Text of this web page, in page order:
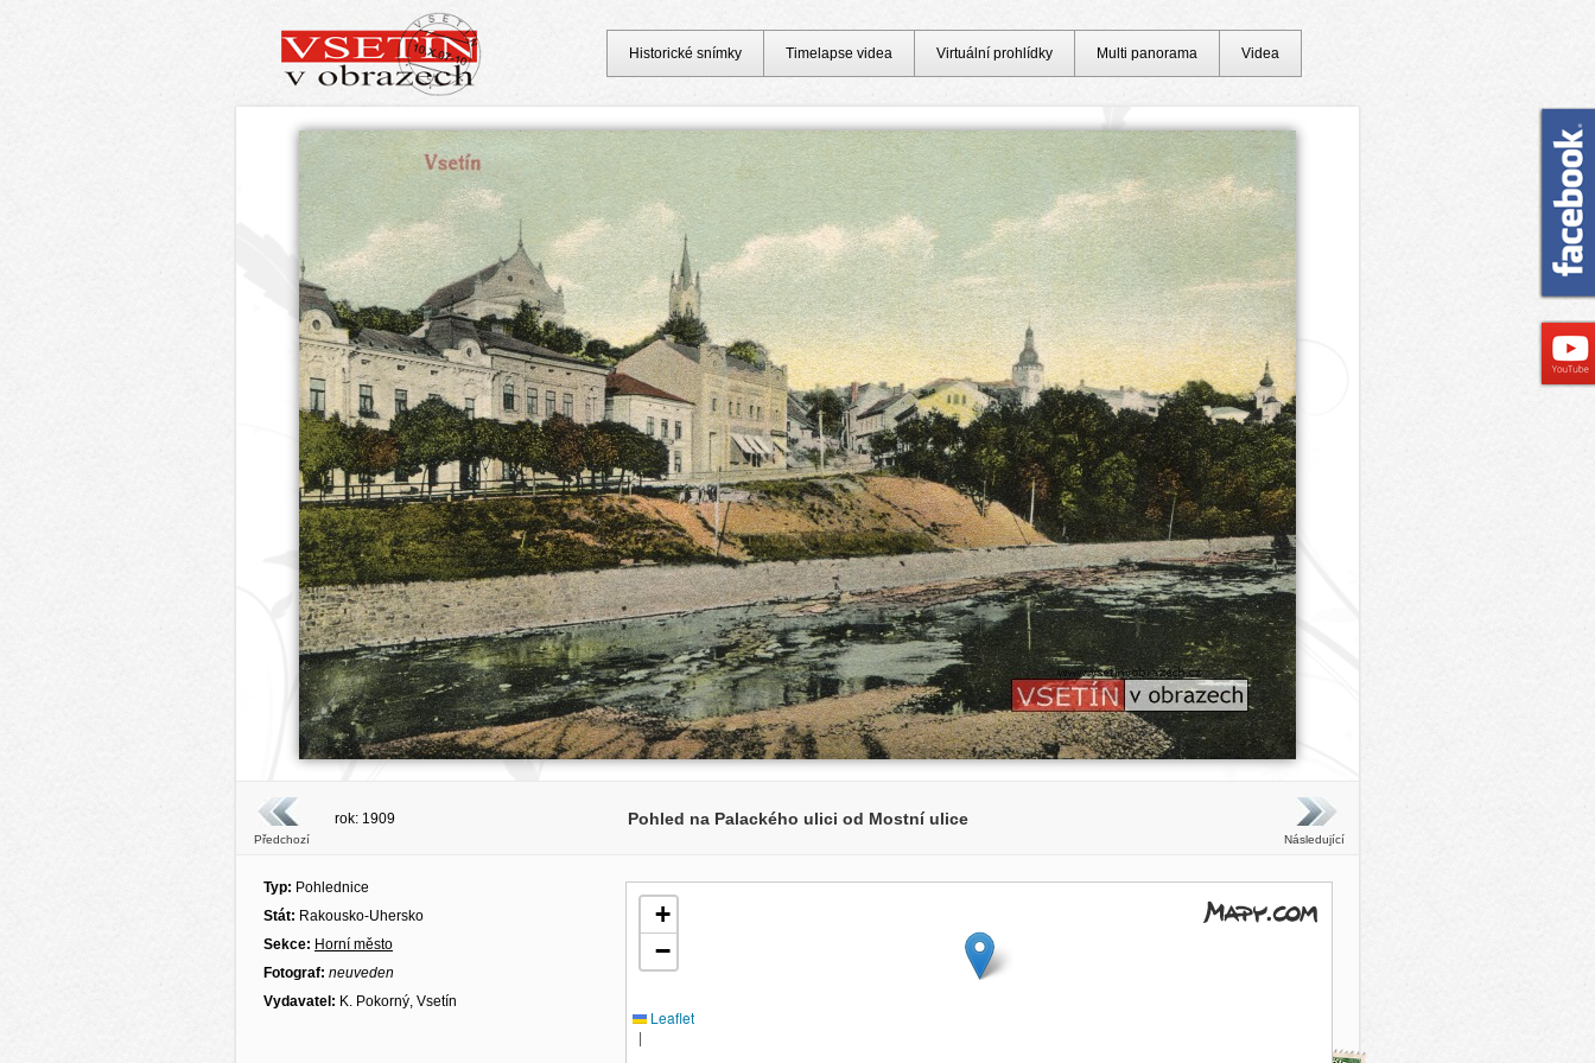
Předchozí
rok: 1909 Pohled na Palackého ulici od Mostní ulice
Následující
Typ: Pohlednice
Stát: Rakousko-Uhersko
Sekce: Horní město
Fotograf: neuveden
Vydavatel: K. Pokorný, Vsetín
+
−
Leaflet
|
Historické snímky Timelapse videa Virtuální prohlídky Multi panorama Videa